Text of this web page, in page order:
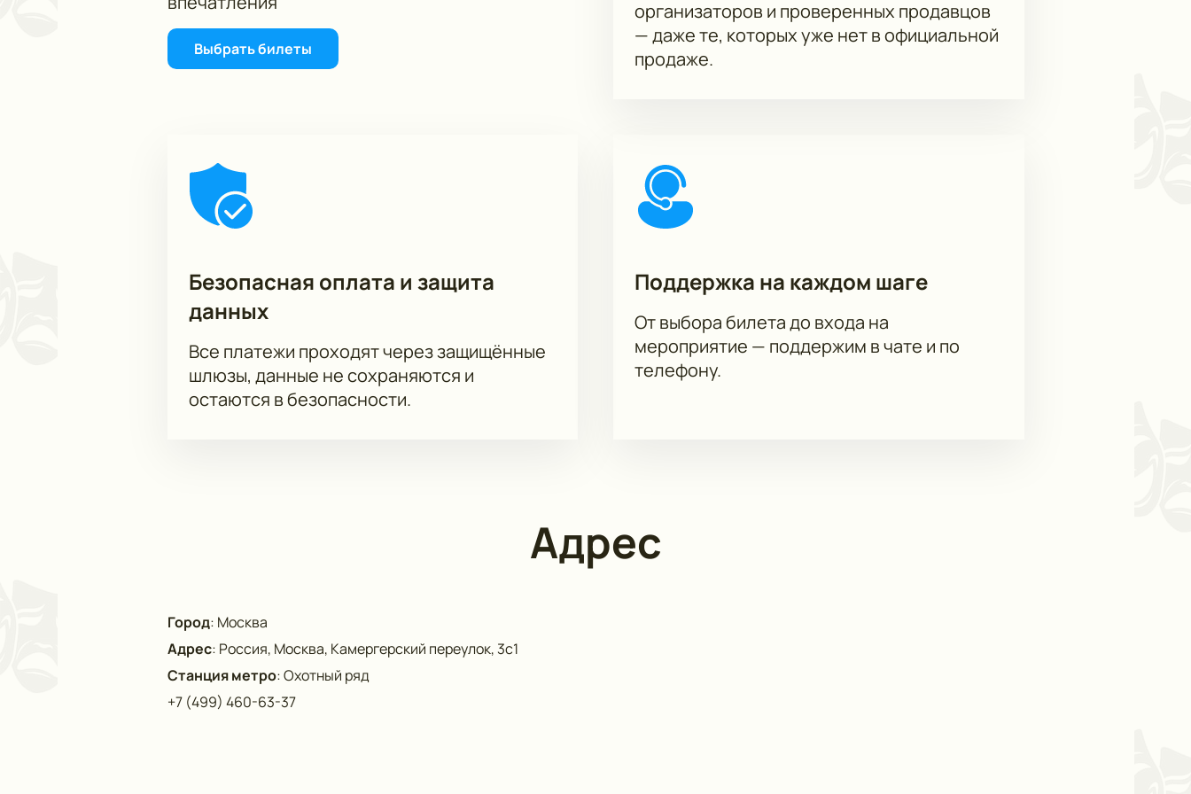
Выбрать билеты
организаторов и проверенных продавцов
— даже те, которых уже нет в официальной
продаже.
Безопасная оплата и защита
данных
Все платежи проходят через защищённые
шлюзы, данные не сохраняются и
остаются в безопасности.
Поддержка на каждом шаге
От выбора билета до входа на
мероприятие — поддержим в чате и по
телефону.
Адрес
Город: Москва
Адрес: Россия, Москва, Камергерский переулок, 3с1
Станция метро:Охотный ряд
+7 (499) 460-63-37